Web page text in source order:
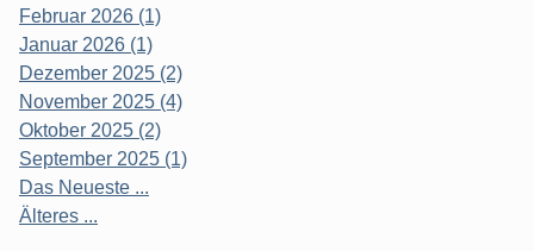
Februar 2026 (1)
Januar 2026 (1)
Dezember 2025 (2)
November 2025 (4)
Oktober 2025 (2)
September 2025 (1)
Das Neueste ...
Älteres ...